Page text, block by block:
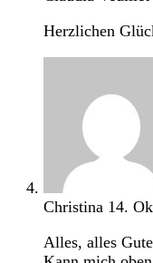
Herzlichen
Christina 14.
Alles, alles